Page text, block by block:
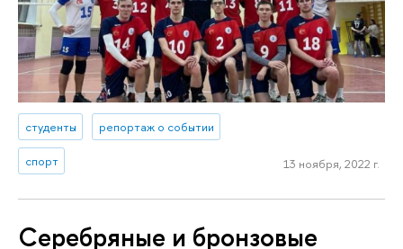
студенты репортаж о событии
спорт 13 ноября, 2022 г.
Серебряные и бронзовые